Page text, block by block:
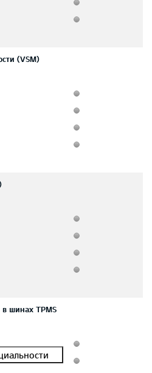
(VSM)
в шинах TPMS